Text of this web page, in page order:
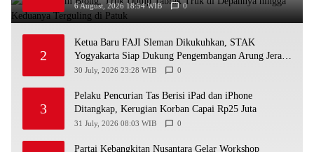
6 August, 2026 18:54 WIB 0
2
Ketua Baru FAJI Sleman Dikukuhkan, STAK
Yogyakarta Siap Dukung Pengembangan Arung Jeram
DIY
30 July, 2026 23:28 WIB 0
3
Pelaku Pencurian Tas Berisi iPad dan iPhone
Ditangkap, Kerugian Korban Capai Rp25 Juta
31 July, 2026 08:03 WIB 0
Partai Kebangkitan Nusantara Gelar Workshop